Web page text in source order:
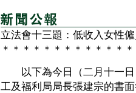
立法會十三題：低收入女性
＊＊＊＊＊＊＊＊＊＊＊＊
以下為今日（二月十一日
工及福利局局長張建宗的書